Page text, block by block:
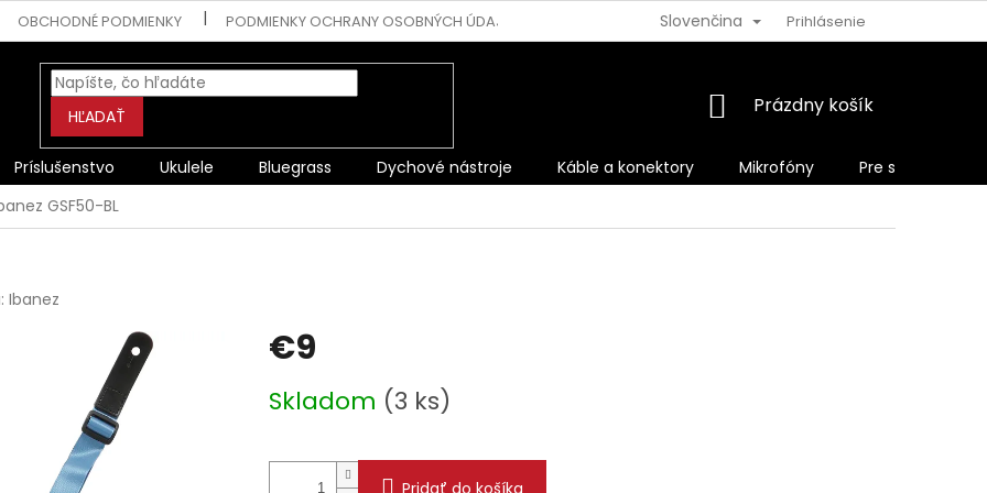
OBCHODNÉ PODMIENKY PODMIENKY OCHRANY OSOBNÝCH ÚDAJOV VRÁTENIE TOVARUSlovenčina Prihlásenie
HĽADAŤ
NÁKUPNÝ
Prázdny košík
Príslušenstvo Ukulele Bluegrass Dychové nástroje Káble a konektory Mikrofóny
Pre spevákov
GSF50-BL
Ibanez
€9
cena:
Skladom (3 ks)